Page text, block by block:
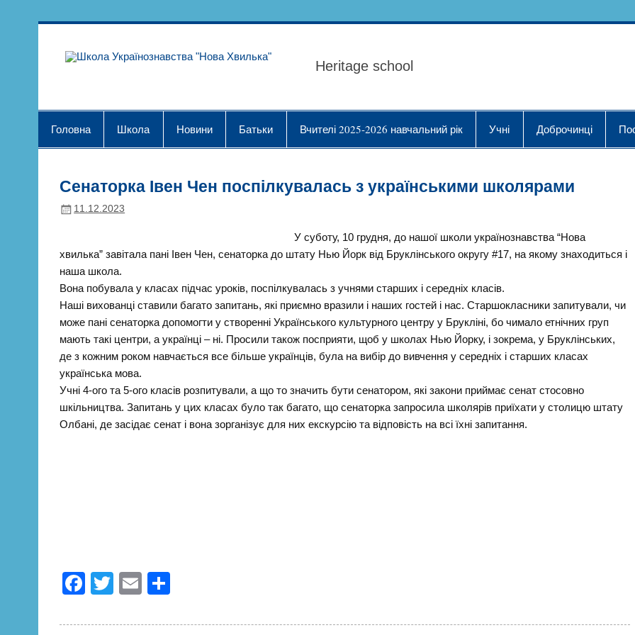
Школа Українознавства
Heritage school
Головна Школа Новини Батьки Вчителі 2025-2026 навчальний рік Учні Доброчинці
Сенаторка Івен Чен поспілкувалась з українськими школярами
11.12.2023
У суботу, 10 грудня, до нашої школи українознавства “Нова
хвилька” завітала пані Івен Чен, сенаторка до штату Нью Йорк від Бруклінського округу #17, на якому знаходиться і
наша школа.
Вона побувала у класах підчас уроків, поспілкувалась з учнями старших і середніх класів.
Наші вихованці ставили багато запитань, які приємно вразили і наших гостей і нас. Старшокласники запитували, чи
може пані сенаторка допомогти у створенні Українського культурного центру у Брукліні, бо чимало етнічних груп
мають такі центри, а українці – ні. Просили також посприяти, щоб у школах Нью Йорку, і зокрема, у Бруклінських,
де з кожним роком навчається все більше українців, була на вибір до вивчення у середніх і старших класах
українська мова.
Учні 4-ого та 5-ого класів розпитували, а що то значить бути сенатором, які закони приймає сенат стосовно
шкільництва. Запитань у цих класах було так багато, що сенаторка запросила школярів приїхати у столицю штату
Олбані, де засідає сенат і вона зорганізує для них екскурсію та відповість на всі їхні запитання.
F
c
T
tt
E
ail ді